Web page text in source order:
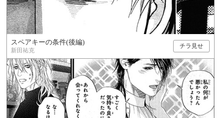
スペアキーの条件(後編)
新田祐克
チラ見せ